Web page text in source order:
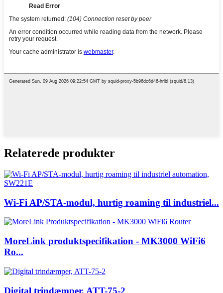
Relaterede produkter
Wi-Fi AP/STA-modul, hurtig roaming til industriel...
MoreLink produktspecifikation - MK3000 WiFi6
Ro...
Digital trindæmper, ATT-75-2